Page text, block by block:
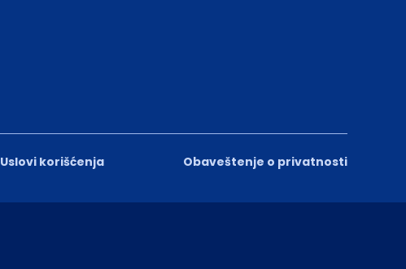
Uslovi korišćenja Obaveštenje o privatnosti